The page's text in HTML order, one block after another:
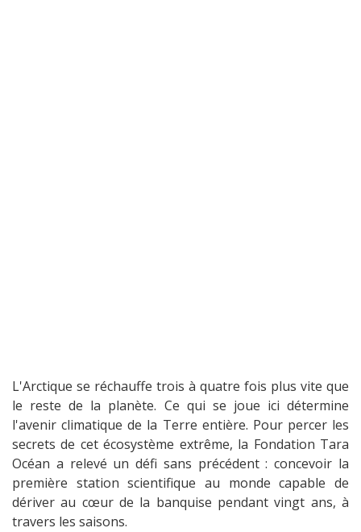
L'Arctique se réchauffe trois à quatre fois plus vite que
le reste de la planète. Ce qui se joue ici détermine
l'avenir climatique de la Terre entière. Pour percer les
secrets de cet écosystème extrême, la Fondation Tara
Océan a relevé un défi sans précédent : concevoir la
première station scientifique au monde capable de
dériver au cœur de la banquise pendant vingt ans, à
travers les saisons.